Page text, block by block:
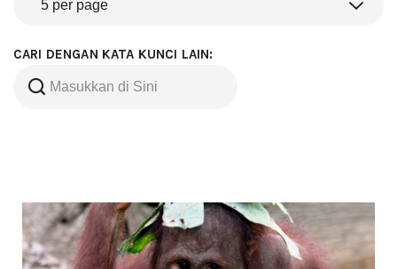
CARI DENGAN KATA KUNCI LAIN: